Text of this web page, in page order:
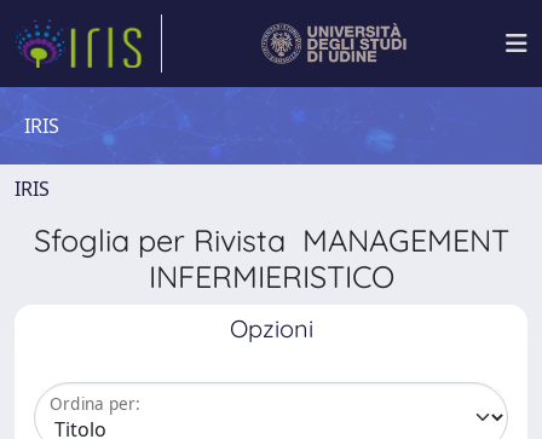
IRIS
IRIS
Sfoglia per Rivista MANAGEMENT
INFERMIERISTICO
Opzioni
Ordina per: